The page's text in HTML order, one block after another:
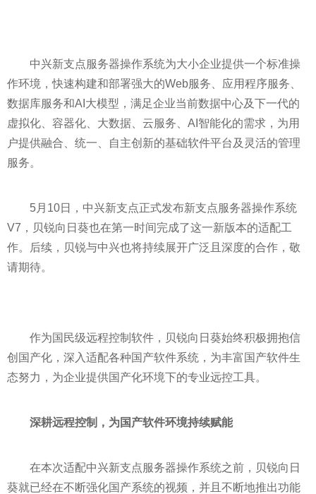
中兴新支点服务器操作系统为大小企业提供一个标准操
作环境，快速构建和部署强大的Web服务、应用程序服务、
数据库服务和AI大模型，满足企业当前数据中心及下一代的
虚拟化、容器化、大数据、云服务、AI智能化的需求，为用
户提供融合、统一、自主创新的基础软件平台及灵活的管理
服务。
5月10日，中兴新支点正式发布新支点服务器操作系统
V7，贝锐向日葵也在第一时间完成了这一新版本的适配工
作。后续，贝锐与中兴也将持续展开广泛且深度的合作，敬
请期待。
作为国民级远程控制软件，贝锐向日葵始终积极拥抱信
创国产化，深入适配各种国产软件系统，为丰富国产软件生
态努力，为企业提供国产化环境下的专业远控工具。
深耕远程控制，为国产软件环境持续赋能
在本次适配中兴新支点服务器操作系统之前，贝锐向日
葵就已经在不断强化国产系统的视频，并且不断地推出功能